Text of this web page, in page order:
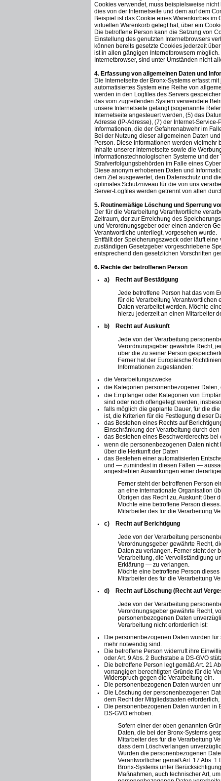
Cookies verwendet, muss beispielsweise
dies von der Internetseite und dem auf dem
Beispiel ist das Cookie eines Warenkorbes
virtuellen Warenkorb gelegt hat, über ein
Die betroffene Person kann die Setzung von
Einstellung des genutzten Internetbrowsers
können bereits gesetzte Cookies jederzeit
ist in allen gängigen Internetbrowsern
Internetbrowser, sind unter Umständen nicht
4. Erfassung von allgemeinen Daten und
Die Internetseite der Bronx-Systems erfasst
automatisiertes System eine Reihe von
werden in den Logfiles des Servers
das vom zugreifenden System verwendete
unsere Internetseite gelangt (sogenannte
Internetseite angesteuert werden, (5) das
Adresse (IP-Adresse), (7) der Internet-
Informationen, die der Gefahrenabwehr im
Bei der Nutzung dieser allgemeinen Daten
Person. Diese Informationen werden vielmehr
Inhalte unserer Internetseite sowie die
informationstechnologischen Systeme und
Strafverfolgungsbehörden im Falle eines
Diese anonym erhobenen Daten und
dem Ziel ausgewertet, den Datenschutz und
optimales Schutzniveau für die von uns
Server-Logfiles werden getrennt von allen
5. Routinemäßige Löschung und Sperrung
Der für die Verarbeitung Verantwortliche
Zeitraum, der zur Erreichung des
und Verordnungsgeber oder einen anderen
Verantwortliche unterliegt, vorgesehen wurde.
Entfällt der Speicherungszweck oder läuft
zuständigen Gesetzgeber vorgeschriebene
entsprechend den gesetzlichen Vorschriften
6. Rechte der betroffenen Person
a) Recht auf Bestätigung
Jede betroffene Person hat das vom
für die Verarbeitung
Daten verarbeitet werden. Möchte
hierzu jederzeit an einen Mitarbeiter
b) Recht auf Auskunft
Jede von der Verarbeitung
Verordnungsgeber gewährte Recht,
über die zu seiner Person
Ferner hat der Europäische
Informationen zugestanden:
die Verarbeitungszwecke
die Kategorien personenbezogener
die Empfänger oder Kategorien von
sind oder noch offengelegt werden,
falls möglich die geplante Dauer, für die
ist, die Kriterien für die Festlegung dieser
das Bestehen eines Rechts auf
Einschränkung der Verarbeitung durch
das Bestehen eines Beschwerderechts bei
wenn die personenbezogenen Daten
über die Herkunft der Daten
das Bestehen einer automatisierten
und — zumindest in diesen Fällen —
angestrebten Auswirkungen einer
Ferner steht der betroffenen Person
an eine internationale Organisation
Übrigen das Recht zu, Auskunft über
Möchte eine betroffene Person
Mitarbeiter des für die Verarbeitung
c) Recht auf Berichtigung
Jede von der Verarbeitung
Verordnungsgeber gewährte Recht,
Daten zu verlangen. Ferner steht der
Verarbeitung, die Vervollständigung
Erklärung — zu verlangen.
Möchte eine betroffene Person
Mitarbeiter des für die Verarbeitung
d) Recht auf Löschung (Recht auf
Jede von der Verarbeitung
Verordnungsgeber gewährte Recht,
personenbezogenen Daten
Verarbeitung nicht erforderlich ist:
Die personenbezogenen Daten wurden
mehr notwendig sind.
Die betroffene Person widerruft ihre
oder Art. 9 Abs. 2 Buchstabe a DS-GVO
Die betroffene Person legt gemäß Art. 21
vorrangigen berechtigten Gründe für die
Widerspruch gegen die Verarbeitung ein.
Die personenbezogenen Daten wurden
Die Löschung der personenbezogenen
dem Recht der Mitgliedstaaten
Die personenbezogenen Daten wurden in
DS-GVO erhoben.
Sofern einer der oben genannten
Daten, die bei der Bronx-Systems
Mitarbeiter des für die Verarbeitung
dass dem Löschverlangen
Wurden die personenbezogenen
Verantwortlicher gemäß Art. 17 Abs.
Bronx-Systems unter
Maßnahmen, auch technischer Art,